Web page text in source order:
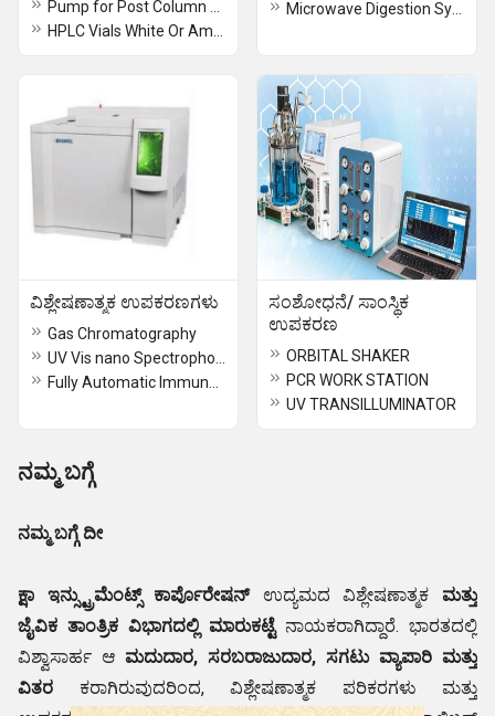
ವಿಶ್ಲೇಷಣಾತ್ಮಕ ಉಪಕರಣಗಳು
Gas Chromatography
ಸಂಶೋಧನೆ/ ಸಾಂಸ್ಥಿಕ
ಉಪಕರಣ
ORBITAL SHAKER
PCR WORK STATION
UV TRANSILLUMINATOR
ನಮ್ಮ ಬಗ್ಗೆ
ನಮ್ಮ ಬಗ್ಗೆ ದೀ
ಕ್ಷಾ ಇನ್ಸ್ಟ್ರುಮೆಂಟ್ಸ್ ಕಾರ್ಪೊರೇಷನ್ಉದ್ಯಮದ ವಿಶ್ಲೇಷಣಾತ್ಮಕ ಮತ್ತು
ಜೈವಿಕ ತಾಂತ್ರಿಕ ವಿಭಾಗದಲ್ಲಿ ಮಾರುಕಟ್ಟೆನಾಯಕರಾಗಿದ್ದಾರೆ. ಭಾರತದಲ್ಲಿ
ವಿಶ್ವಾಸಾರ್ಹ ಆ ಮದುದಾರ, ಸರಬರಾಜುದಾರ, ಸಗಟು ವ್ಯಾಪಾರಿ ಮತ್ತು
ವಿತರ ಕರಾಗಿರುವುದರಿಂದ, ವಿಶ್ಲೇಷಣಾತ್ಮಕ ಪರಿಕರಗಳು ಮತ್ತು